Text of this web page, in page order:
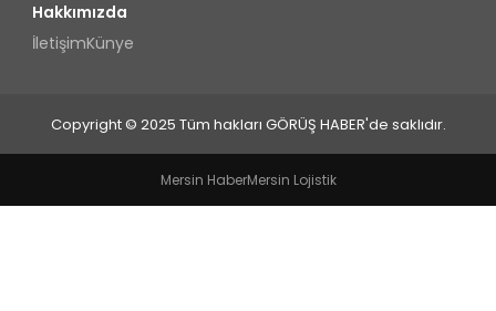
Hakkımızda
İletişimKünye
Copyright © 2025 Tüm hakları GÖRÜŞ HABER'de saklıdır.
Mersin HaberMersin Lojistik